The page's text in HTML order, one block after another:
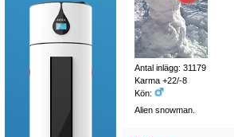
Antal inlägg: 31179
Karma +22/-8
Kön:
Alien snowman.